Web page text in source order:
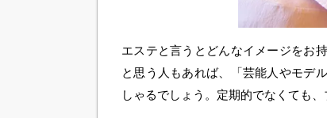
エステと言うとどんなイメージをお
と思う人もあれば、「芸能人やモデ
しゃるでしょう。定期的でなくても